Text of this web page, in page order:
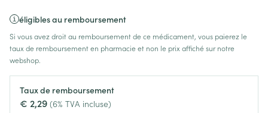
éligibles au remboursement
Si vous avez droit au remboursement de ce médicament, vous paierez le
taux de remboursement en pharmacie et non le prix affiché sur notre
webshop.
Taux de remboursement
€ 2,29 (6% TVA incluse)